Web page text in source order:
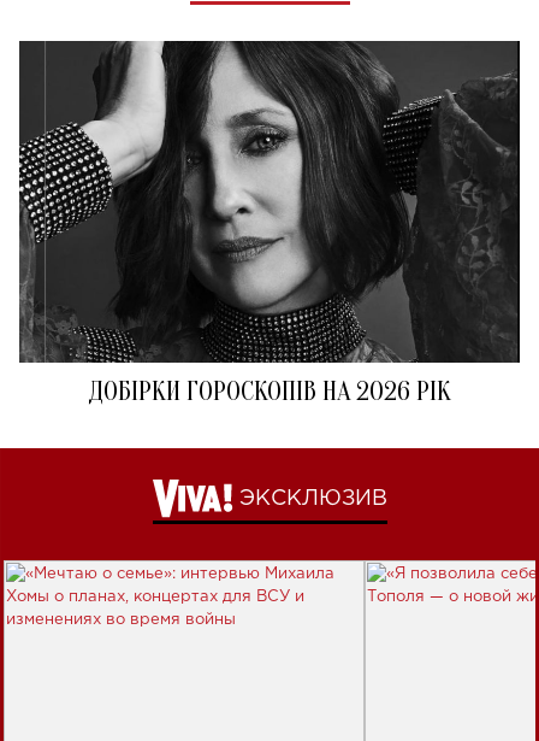
ДОБІРКИ ГОРОСКОПІВ НА 2026 РІК
ЭКСКЛЮЗИВ